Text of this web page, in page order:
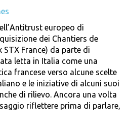
europeo di
dei Chantiers de
STX France) da parte di
letta in Italia come una
francese verso alcune scelte
e le iniziative di alcuni suoi
di rilievo. Ancora una volta
riflettere prima di parlare,